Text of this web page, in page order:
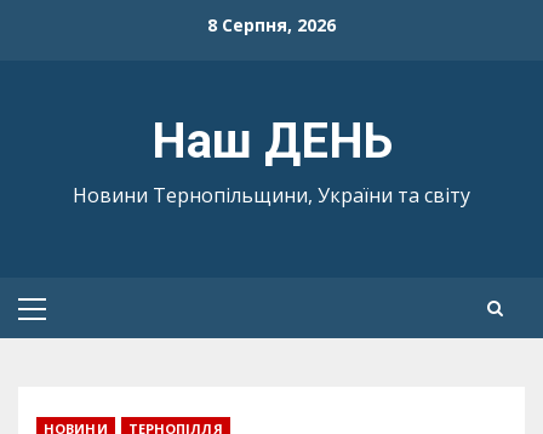
8 Серпня, 2026
Наш ДЕНЬ
Новини Тернопільщини, України та світу
Primary
НОВИНИ ТЕРНОПІЛЛЯ